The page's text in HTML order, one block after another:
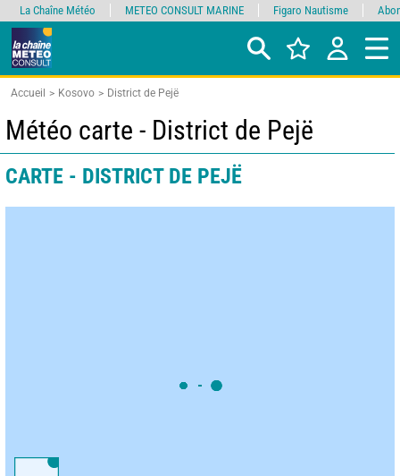
Accueil Kosovo District de Pejë
Météo carte - District de Pejë
CARTE - DISTRICT DE PEJË
La Chaîne Météo METEO CONSULT MARINE Figaro Nautisme